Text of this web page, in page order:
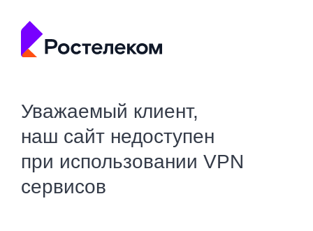
Уважаемый клиент,
наш сайт недоступен
при использовании VPN
сервисов